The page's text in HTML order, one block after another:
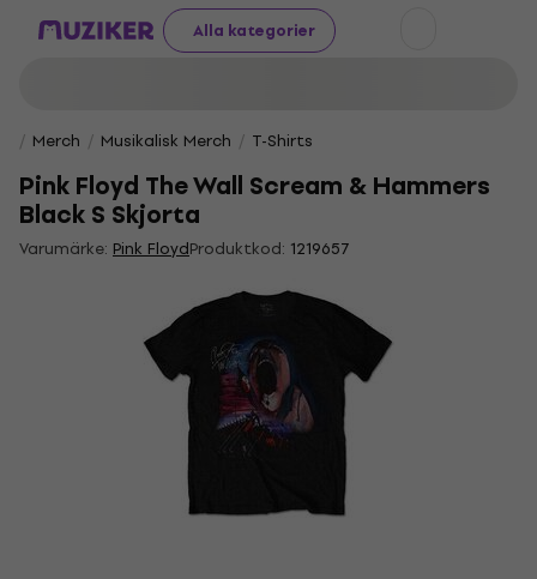
Alla kategorier
Merch Musikalisk Merch T-Shirts
Pink Floyd The Wall Scream & Hammers
Black S Skjorta
Varumärke: Pink FloydProduktkod: 1219657